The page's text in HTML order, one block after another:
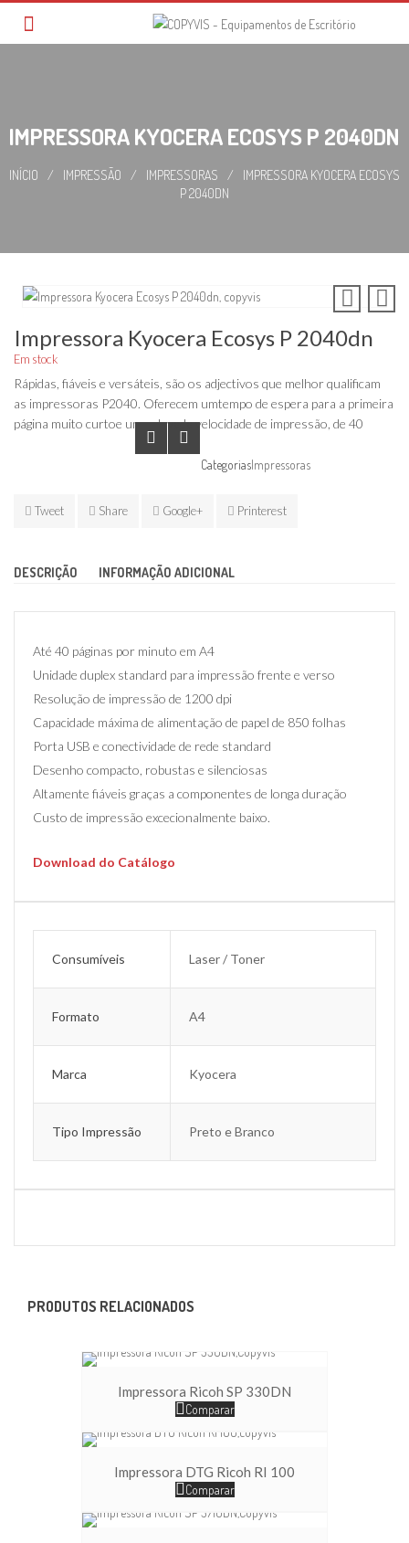
IMPRESSORA KYOCERA ECOSYS P 2040DN
INÍCIO / IMPRESSÃO / IMPRESSORAS /
IMPRESSORA KYOCERA ECOSYS
P 2040DN
Impressora Kyocera Ecosys P 2040dn
Em stock
Rápidas, fiáveis e versáteis, são os adjectivos que melhor qualificam
as impressoras P2040. Oferecem umtempo de espera para a primeira
página muito curtoe uma elevada velocidade de impressão, de 40
páginas por minuto. Dispõe de duplex para maior poupança de papel,
e funcionalidade de rede. No caso da versão P2040dw, oferece mesmo
exploração.
CategoriasImpressoras
Tweet Share Google+ Printerest
DESCRIÇÃO INFORMAÇÃO ADICIONAL
Até 40 páginas por minuto em A4
Unidade duplex standard para impressão frente e verso
Resolução de impressão de 1200 dpi
Capacidade máxima de alimentação de papel de 850 folhas
Porta USB e conectividade de rede standard
Desenho compacto, robustas e silenciosas
Altamente fiáveis graças a componentes de longa duração
Custo de impressão excecionalmente baixo.
Download do Catálogo
Consumíveis Laser / Toner
Formato A4
Marca Kyocera
Tipo Impressão Preto e Branco
PRODUTOS RELACIONADOS
Impressora Ricoh SP 330DN
Comparar
Impressora DTG Ricoh RI 100
Comparar